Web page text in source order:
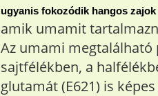
ugyanis fokozódik hangos
amik umamit
Az umami megtalálható
sajtfélékben, a
glutamát (E621) is